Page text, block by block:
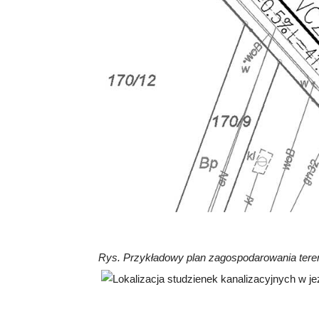
Rys. Przykładowy plan zagospodarowania